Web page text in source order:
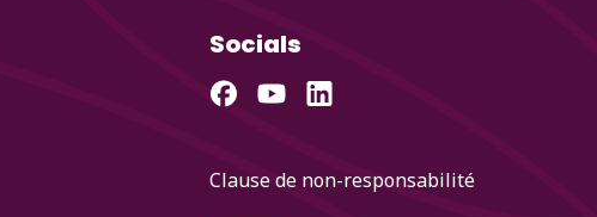
Socials
Clause de non-responsabilité